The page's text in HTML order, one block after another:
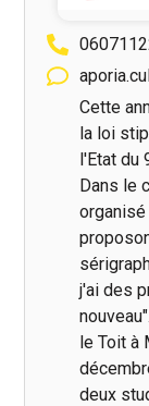
Cette
la loi
l'Etat du
Dans le
j'ai des
le Toit à
deux